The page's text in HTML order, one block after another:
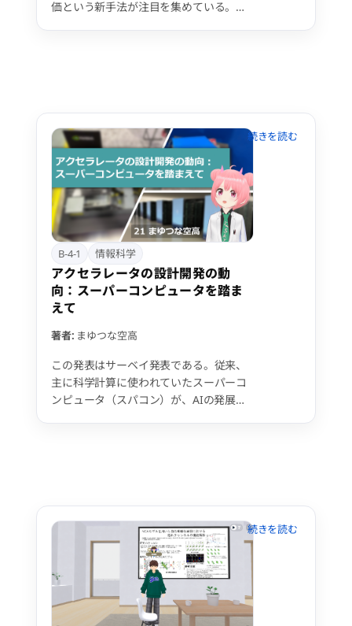
価という新手法が注目を集めている。こ
は、系統的なバイアス混入の可能性や、
そもそも評価のデータとして信頼性が低
い可能性がある。 これに対応すべく、本
研究では、バイアスと評価力を加味して
評価データを集計する方法を提案する。
これには、階層ベイズモデルが用いられ
ている。 本提案手法は、2023年より株
式会社アトラエの中で実際に利用されて
いるものについて、その本質部分を抜き
出したものである。
B-4-1 情報科学
アクセラレータの設計開発の動
向：スーパーコンピュータを踏ま
えて
著者: まゆつな空高
この発表はサーベイ発表である。従来、
主に科学計算に使われていたスーパーコ
ンピュータ（スパコン）が、AIの発展に
肝となっている。CPUでは性能が足りな
くなったため、この20年ほどでアクセラ
レータ、特にその先駆けとなったGPUの
汎用活用（GPGPU）が浸透した。ただ
し、アクセラレータを用いても消費電力
や排熱が莫大であり、課題となってい
る。そのような中、今年の3月まで2年半